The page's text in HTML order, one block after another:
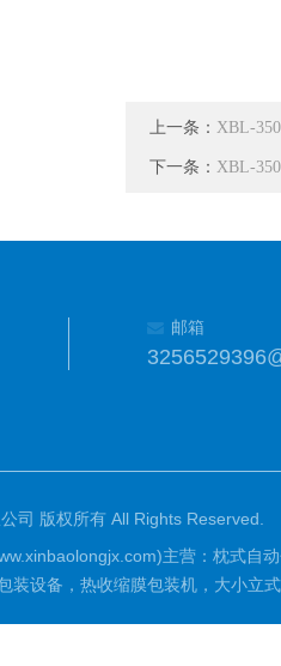
上一条： XBL-
下一条： XBL-
邮箱
司 版权所有 All Rights Reserved.
主营：枕式自
装设备，热收缩膜包装机，大小立